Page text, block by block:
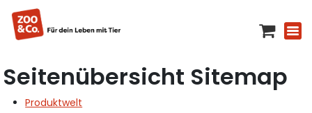
Seitenübersicht Sitemap
Produktwelt